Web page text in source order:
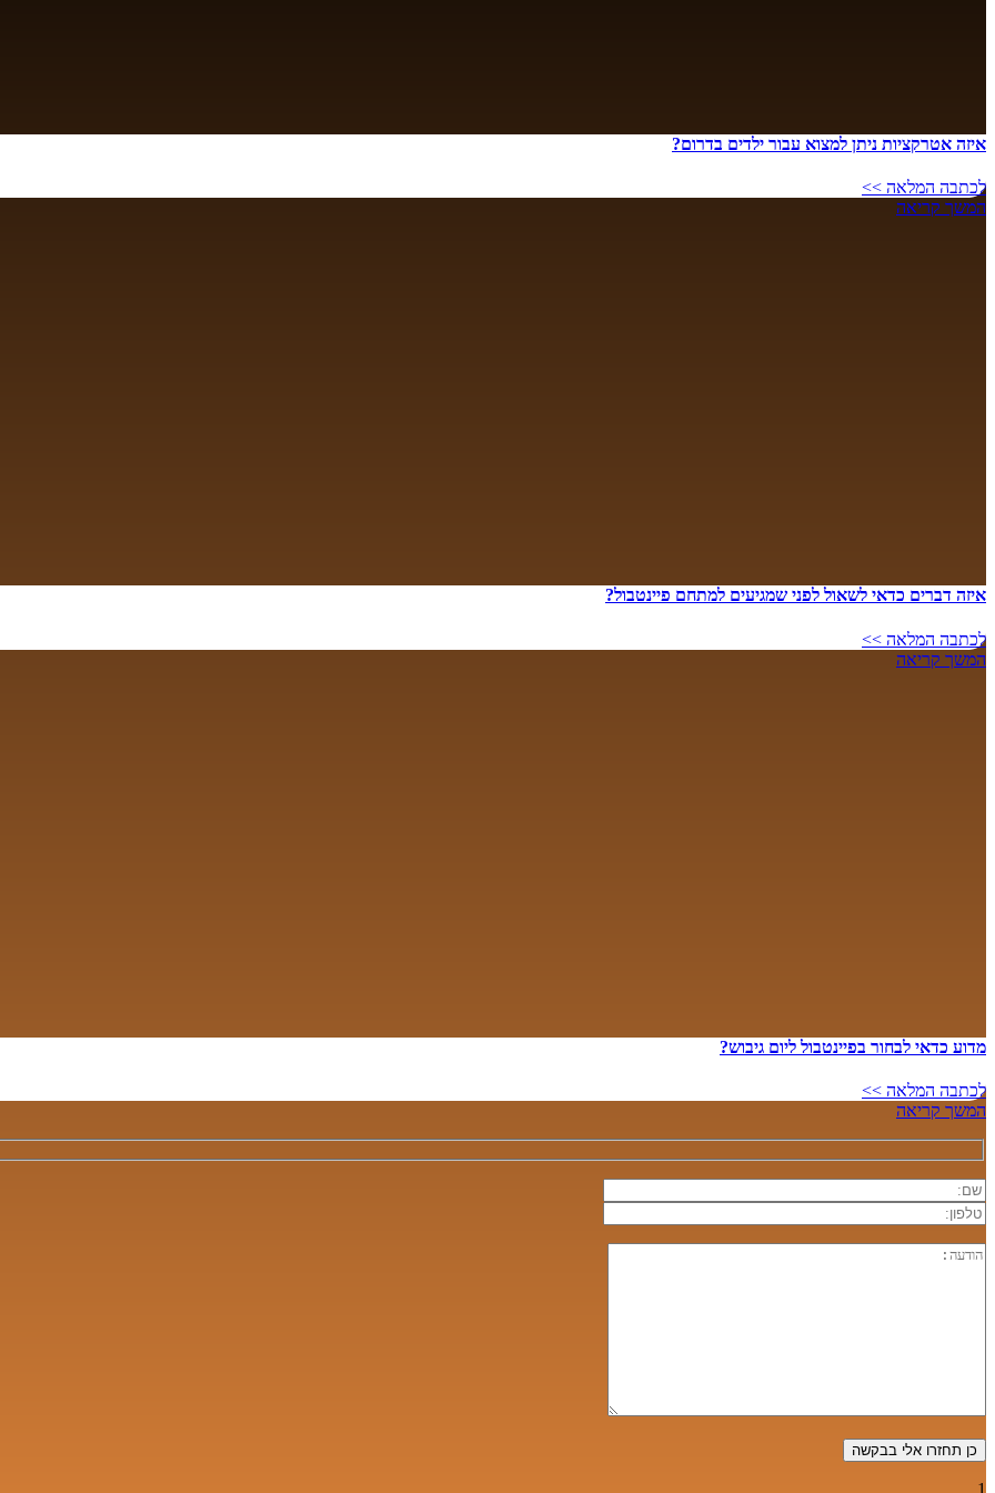
איזה אטרקציות ניתן למצוא עבור ילדים בדרום?
לכתבה המלאה >>
המשך קריאה
איזה דברים כדאי לשאול לפני שמגיעים למתחם פיינטבול?
לכתבה המלאה >>
המשך קריאה
מדוע כדאי לבחור בפיינטבול ליום גיבוש?
לכתבה המלאה >>
המשך קריאה
1